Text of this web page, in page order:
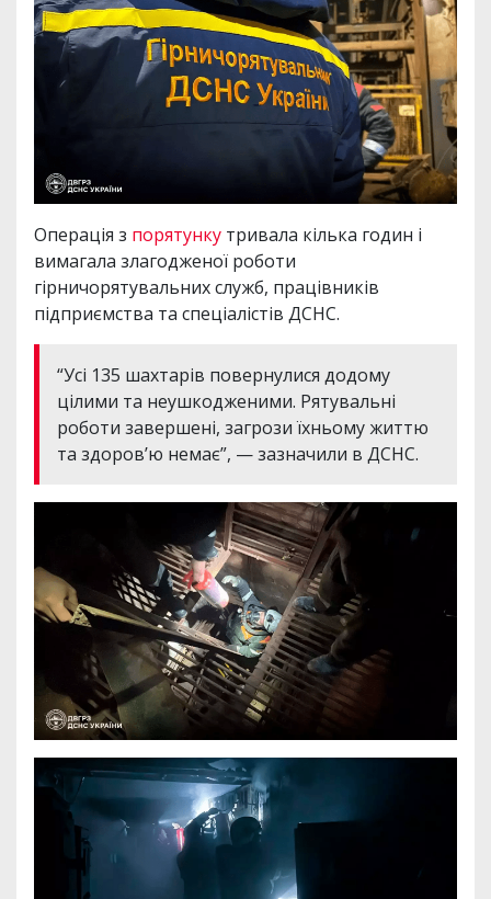
Операція з порятунку тривала кілька годин і
вимагала злагодженої роботи
гірничорятувальних служб, працівників
підприємства та спеціалістів ДСНС.
“Усі 135 шахтарів повернулися додому
цілими та неушкодженими. Рятувальні
роботи завершені, загрози їхньому життю
та здоров’ю немає”, — зазначили в ДСНС.